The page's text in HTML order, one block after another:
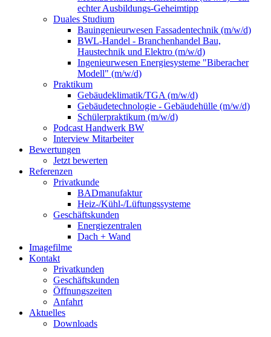
echter Ausbildungs-Geheimtipp
Duales Studium
Bauingenieurwesen Fassadentechnik (m/w/d)
BWL-Handel - Branchenhandel Bau,
Haustechnik und Elektro (m/w/d)
Ingenieurwesen Energiesysteme "Biberacher
Modell" (m/w/d)
Praktikum
Gebäudeklimatik/TGA (m/w/d)
Gebäudetechnologie - Gebäudehülle (m/w/d)
Schülerpraktikum (m/w/d)
Podcast Handwerk BW
Interview Mitarbeiter
Bewertungen
Jetzt bewerten
Referenzen
Privatkunde
BADmanufaktur
Heiz-/Kühl-/Lüftungssysteme
Geschäftskunden
Energiezentralen
Dach + Wand
Imagefilme
Kontakt
Privatkunden
Geschäftskunden
Öffnungszeiten
Anfahrt
Aktuelles
Downloads